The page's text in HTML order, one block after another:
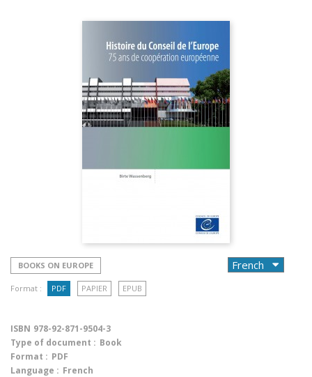
BOOKS ON EUROPE
Format : PDF PAPIER EPUB
ISBN 978-92-871-9504-3
Type of document : Book
Format : PDF
Language : French